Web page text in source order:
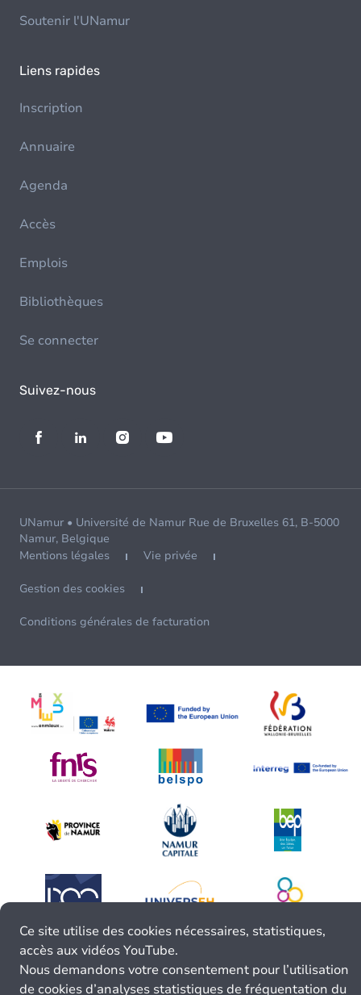
Soutenir l'UNamur
Liens rapides
Inscription
Annuaire
Agenda
Accès
Emplois
Bibliothèques
Se connecter
Suivez-nous
UNamur • Université de Namur Rue de Bruxelles 61, B-5000
Namur, Belgique
Mentions légales
Vie privée
Gestion des cookies
Conditions générales de facturation
Ce site utilise des cookies nécessaires, statistiques,
accès aux vidéos YouTube.
Nous demandons votre consentement pour l’utilisation
de cookies d’analyses statistiques de fréquentation du